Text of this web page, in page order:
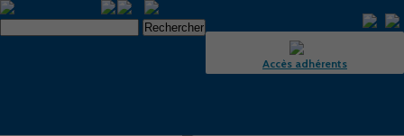
Accès adhérents